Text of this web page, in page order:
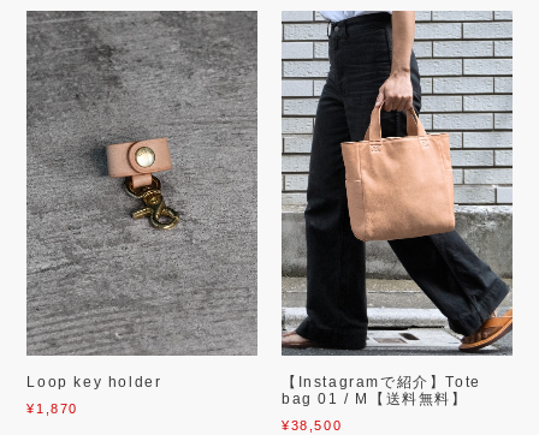
Loop key holder
¥1,870
【Instagramで紹介】Tote
bag 01 / M【送料無料】
¥38,500